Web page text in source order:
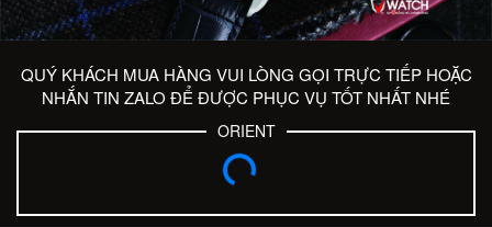
QUÝ KHÁCH MUA HÀNG VUI LÒNG GỌI TRỰC TIẾP HOẶC
NHẮN TIN ZALO ĐỂ ĐƯỢC PHỤC VỤ TỐT NHẤT NHÉ
ORIENT